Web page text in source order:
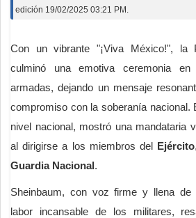
edición 19/02/2025 03:21 PM.
Con un vibrante "¡Viva México!", la
culminó una emotiva ceremonia
armadas, dejando un mensaje
compromiso con la soberanía nacional.
nivel nacional, mostró una mandataria
al dirigirse a los miembros del Ejército
Guardia Nacional.
Sheinbaum, con voz firme y llena de
labor incansable de los militares,